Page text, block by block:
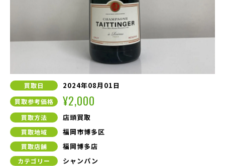
買取日 2024年08月01日
買取参考価格 ¥2,000
買取方法 店頭買取
買取地域 福岡市博多区
買取店舗 福岡博多店
カテゴリー シャンパン